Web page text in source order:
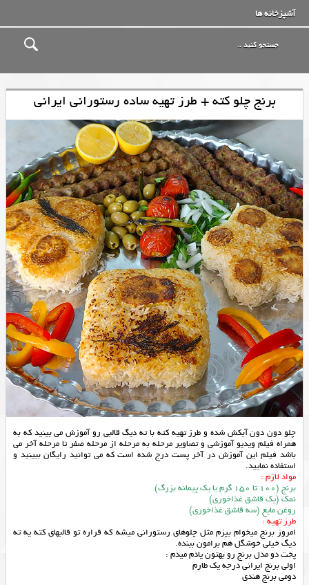
آشپزخانه ها
برنج چلو کته + طرز تهیه ساده رستورانی ایرانی
چلو دون دون آبکش شده و طرز تهیه کته با ته دیگ قالبی رو آموزش می بینید که به
همراه فیلم ویدیو آموزشی و تصاویر مرحله به مرحله از مرحله صفر تا مرحله آخر می
باشد فیلم این آموزش در آخر پست درج شده است که می توانید رایگان ببینید و
استفاده نمایید.
مواد لازم :
برنج (100 تا 150 گرم یا یک پیمانه بزرگ)
نمک (یک قاشق غذاخوری)
روغن مایع (سه قاشق غذاخوری)
طرز تهیه :
امروز برنج میخوام بپزم مثل چلوهای رستورانی میشه که قراره تو قالبهای کته یه ته
دیگ خیلی خوشگل هم برامون ببنده.
پخت دو مدل برنج رو بهتون یادم میدم :
اولی برنج ایرانی درجه یک طارم
دومی برنج هندی